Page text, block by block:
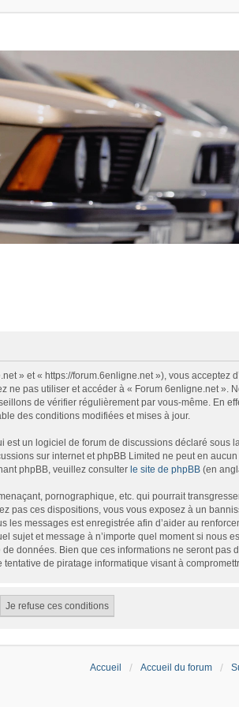
» et « https://forum.6enligne.net »), vous acceptez
ne pas utiliser et accéder à « Forum 6enligne.net ».
de vérifier régulièrement par vous-même. En
des conditions modifiées et mises à jour.
est un logiciel de forum de discussions déclaré sous
sur internet et phpBB Limited ne peut en
phpBB, veuillez consulter le site de phpBB (en
pornographique, etc. qui pourrait
pas ces dispositions, vous vous exposez à un
les messages est enregistrée afin d’aider au
et message à n’importe quel moment si nous
données. Bien que ces informations ne seront pas
de piratage informatique visant à
Accueil Accueil du forum